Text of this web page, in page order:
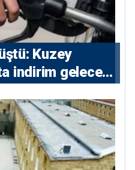
Kuzey
indirim gelecek